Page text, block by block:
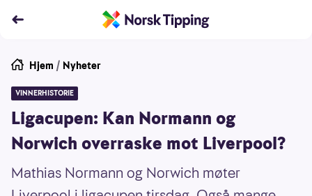
Hjem / Nyheter
VINNERHISTORIE
Ligacupen: Kan Normann og
Norwich overraske mot Liverpool?
Mathias Normann og Norwich møter